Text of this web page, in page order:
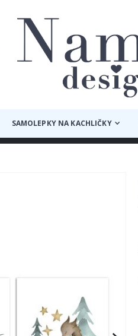
SAMOLEPKY NA KACHLIČKY